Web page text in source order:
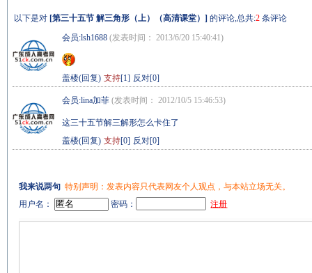
以下是对 [第三十五节 解三角形（上）（高清课堂） ] 的评论,总共:2 条评论
会员:lsh1688 (发表时间： 2013/6/20 15:40:41)
盖楼(回复) 支持[1] 反对[0]
会员:lina加菲 (发表时间： 2012/10/5 15:46:53)
这三十五节解三解形怎么卡住了
盖楼(回复) 支持[0] 反对[0]
我来说两句 特别声明：发表内容只代表网友个人观点，与本站立场无关。
用户名：
密码： 注册